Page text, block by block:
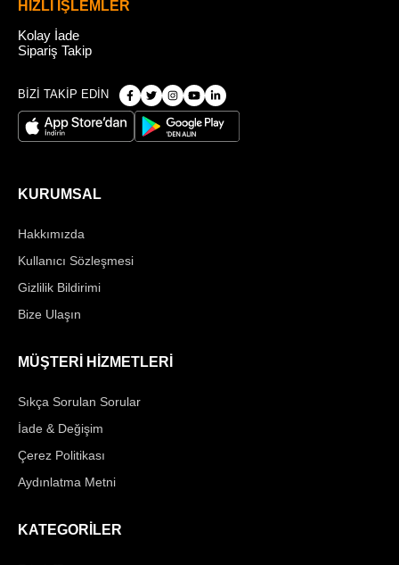
HIZLI İŞLEMLER
Kolay İade
Sipariş Takip
BİZİ TAKİP EDİN
KURUMSAL
Hakkımızda
Kullanıcı Sözleşmesi
Gizlilik Bildirimi
Bize Ulaşın
MÜŞTERİ HİZMETLERİ
Sıkça Sorulan Sorular
İade & Değişim
Çerez Politikası
Aydınlatma Metni
KATEGORİLER